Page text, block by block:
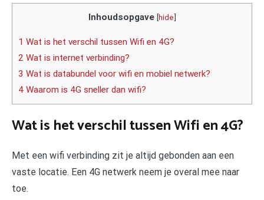
Inhoudsopgave [hide]
1 Wat is het verschil tussen Wifi en 4G?
2 Wat is internet verbinding?
3 Wat is databundel voor wifi en mobiel netwerk?
4 Waarom is 4G sneller dan wifi?
Wat is het verschil tussen Wifi en 4G?
Met een wifi verbinding zit je altijd gebonden aan een
vaste locatie. Een 4G netwerk neem je overal mee naar
toe.